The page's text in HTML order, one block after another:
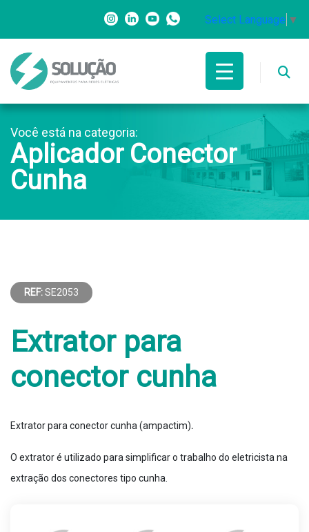
Select Language ▼
Você está na categoria:
Aplicador Conector
Cunha
REF:SE2053
Extrator para
conector cunha
Extrator para conector cunha (ampactim).
O extrator é utilizado para simplificar o trabalho do eletricista na
extração dos conectores tipo cunha.